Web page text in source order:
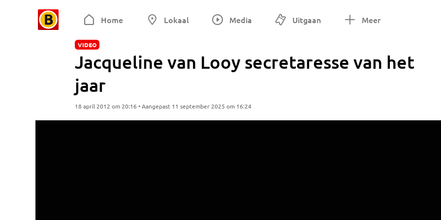
Home Lokaal Media Uitgaan Meer
VIDEO
Jacqueline van Looy secretaresse van het
jaar
18 april 2012 om 20:16 • Aangepast 11 september 2025 om 16:24